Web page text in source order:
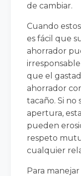
de cambiar.
Cuando
es fácil que
ahorrador
que el
ahorrador
tacaño. Si no
apertura,
pueden
respeto
cualquier
Para manejar